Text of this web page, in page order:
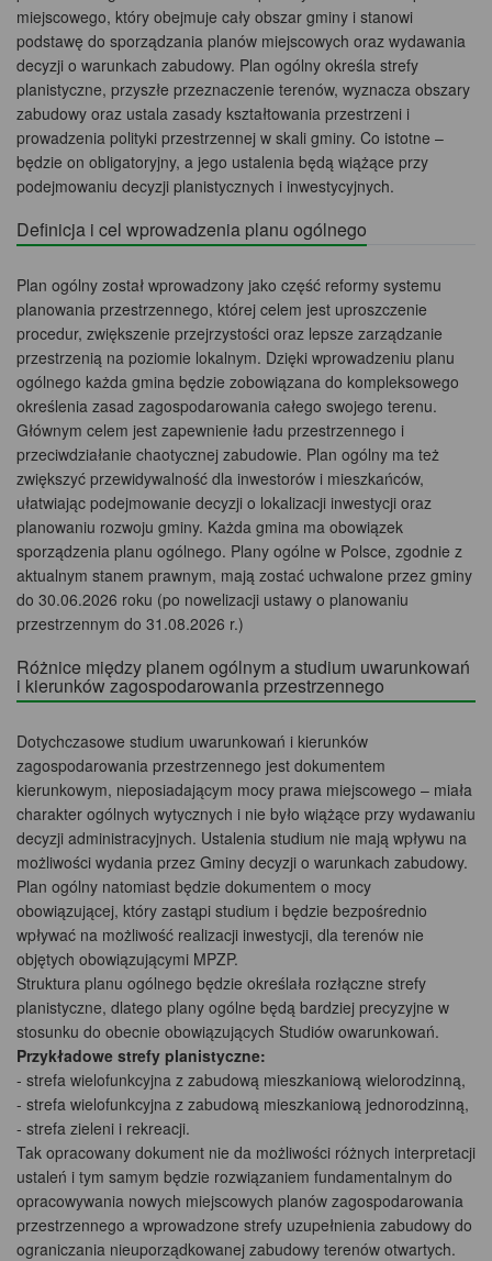
miejscowego, który obejmuje cały obszar gminy i stanowi
podstawę do sporządzania planów miejscowych oraz wydawania
decyzji o warunkach zabudowy. Plan ogólny określa strefy
planistyczne, przyszłe przeznaczenie terenów, wyznacza obszary
zabudowy oraz ustala zasady kształtowania przestrzeni i
prowadzenia polityki przestrzennej w skali gminy. Co istotne –
będzie on obligatoryjny, a jego ustalenia będą wiążące przy
podejmowaniu decyzji planistycznych i inwestycyjnych.
Definicja i cel wprowadzenia planu ogólnego
Plan ogólny został wprowadzony jako część reformy systemu
planowania przestrzennego, której celem jest uproszczenie
procedur, zwiększenie przejrzystości oraz lepsze zarządzanie
przestrzenią na poziomie lokalnym. Dzięki wprowadzeniu planu
ogólnego każda gmina będzie zobowiązana do kompleksowego
określenia zasad zagospodarowania całego swojego terenu.
Głównym celem jest zapewnienie ładu przestrzennego i
przeciwdziałanie chaotycznej zabudowie. Plan ogólny ma też
zwiększyć przewidywalność dla inwestorów i mieszkańców,
ułatwiając podejmowanie decyzji o lokalizacji inwestycji oraz
planowaniu rozwoju gminy. Każda gmina ma obowiązek
sporządzenia planu ogólnego. Plany ogólne w Polsce, zgodnie z
aktualnym stanem prawnym, mają zostać uchwalone przez gminy
do 30.06.2026 roku (po nowelizacji ustawy o planowaniu
przestrzennym do 31.08.2026 r.)
Różnice między planem ogólnym a studium uwarunkowań
i kierunków zagospodarowania przestrzennego
Dotychczasowe studium uwarunkowań i kierunków
zagospodarowania przestrzennego jest dokumentem
kierunkowym, nieposiadającym mocy prawa miejscowego – miała
charakter ogólnych wytycznych i nie było wiążące przy wydawaniu
decyzji administracyjnych. Ustalenia studium nie mają wpływu na
możliwości wydania przez Gminy decyzji o warunkach zabudowy.
Plan ogólny natomiast będzie dokumentem o mocy
obowiązującej, który zastąpi studium i będzie bezpośrednio
wpływać na możliwość realizacji inwestycji, dla terenów nie
objętych obowiązującymi MPZP.
Struktura planu ogólnego będzie określała rozłączne strefy
planistyczne, dlatego plany ogólne będą bardziej precyzyjne w
stosunku do obecnie obowiązujących Studiów owarunkowań.
Przykładowe strefy planistyczne:
- strefa wielofunkcyjna z zabudową mieszkaniową wielorodzinną,
- strefa wielofunkcyjna z zabudową mieszkaniową jednorodzinną,
- strefa zieleni i rekreacji.
Tak opracowany dokument nie da możliwości różnych interpretacji
ustaleń i tym samym będzie rozwiązaniem fundamentalnym do
opracowywania nowych miejscowych planów zagospodarowania
przestrzennego a wprowadzone strefy uzupełnienia zabudowy do
ograniczania nieuporządkowanej zabudowy terenów otwartych.